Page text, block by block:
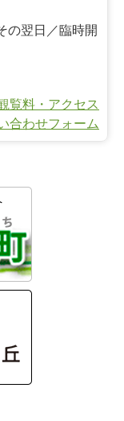
の翌日／臨時開
覧料・アクセス
合わせフォーム